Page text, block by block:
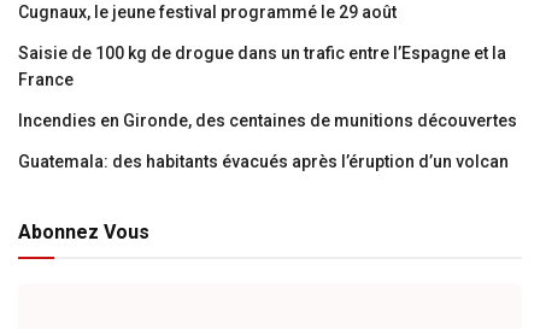
Cugnaux, le jeune festival programmé le 29 août
Saisie de 100 kg de drogue dans un trafic entre l’Espagne et la
France
Incendies en Gironde, des centaines de munitions découvertes
Guatemala: des habitants évacués après l’éruption d’un volcan
Abonnez Vous